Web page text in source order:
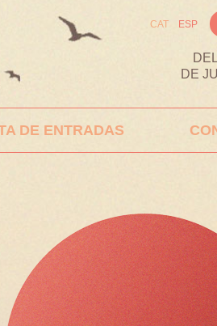
CAT ESP
DE
DE ENTRADAS